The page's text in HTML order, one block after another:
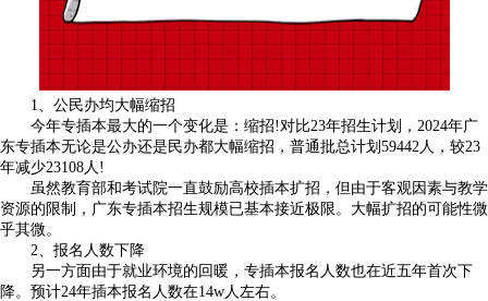
1、公民办均大幅缩招
今年专插本最大的一个变化是：缩招!对比23年招生计划，2024年广
东专插本无论是公办还是民办都大幅缩招，普通批总计划59442人，较23
年减少23108人!
虽然教育部和考试院一直鼓励高校插本扩招，但由于客观因素与教学
资源的限制，广东专插本招生规模已基本接近极限。大幅扩招的可能性微
乎其微。
2、报名人数下降
另一方面由于就业环境的回暖，专插本报名人数也在近五年首次下
降。预计24年插本报名人数在14w人左右。